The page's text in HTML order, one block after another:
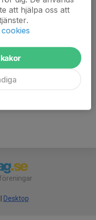
Desktop
att hjälpa oss att